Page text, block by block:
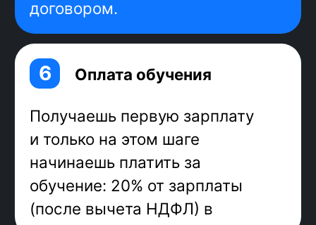
опытными программистами
Стекфронтенд